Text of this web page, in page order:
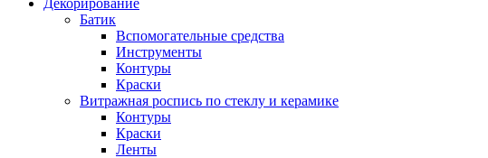
Декорирование
Батик
Вспомогательные средства
Инструменты
Контуры
Краски
Витражная роспись по стеклу и керамике
Контуры
Краски
Ленты